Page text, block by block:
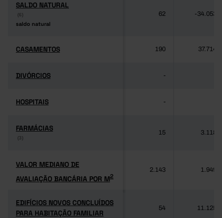
SALDO NATURAL
(6)
saldo natural
SALDO NATURAL
(6)
saldo natural
62 -34.053
CASAMENTOS
CASAMENTOS 190 37.714
DIVÓRCIOS
DIVÓRCIOS -
HOSPITAIS
HOSPITAIS -
FARMÁCIAS
(3)
FARMÁCIAS
(3)
15 3.118
VALOR MEDIANO DE
AVALIAÇÃO BANCÁRIA POR M2
VALOR MEDIANO DE
AVALIAÇÃO BANCÁRIA POR M2
2.143 1.949
EDIFÍCIOS NOVOS CONCLUÍDOS
PARA HABITAÇÃO FAMILIAR
EDIFÍCIOS NOVOS CONCLUÍDOS
PARA HABITAÇÃO FAMILIAR
54 11.125